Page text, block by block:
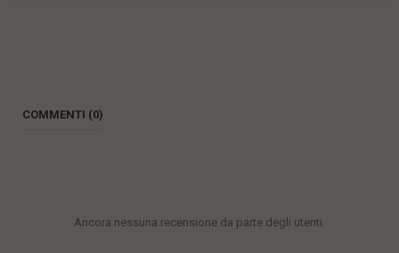
COMMENTI (0)
Ancora nessuna recensione da parte degli utenti.